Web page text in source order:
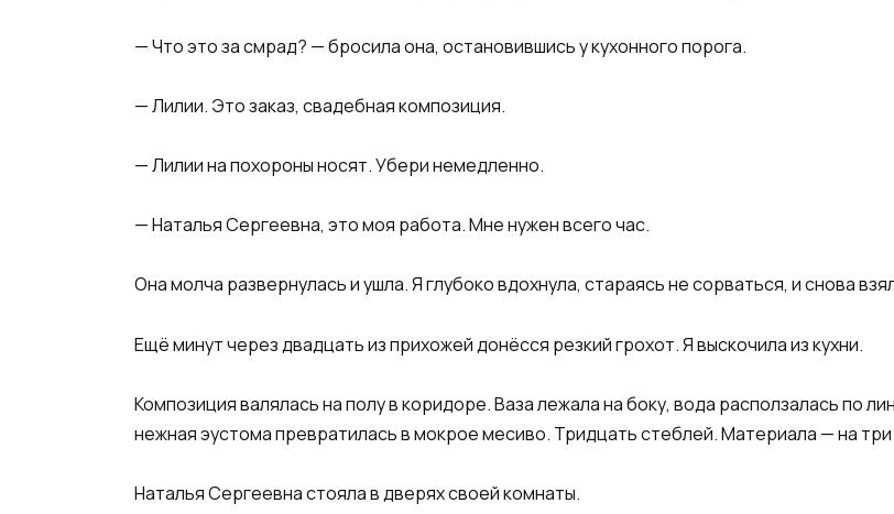
— Что это за смрад? — бросила она, остановившись у кухонного порога.
— Лилии. Это заказ, свадебная композиция.
— Лилии на похороны носят. Убери немедленно.
— Наталья Сергеевна, это моя работа. Мне нужен всего час.
Она молча развернулась и ушла. Я глубоко вдохнула, стараясь не сорваться, и снова
Ещё минут через двадцать из прихожей донёсся резкий грохот. Я выскочила из кухни.
Композиция валялась на полу в коридоре. Ваза лежала на боку, вода расползалась по
нежная эустома превратилась в мокрое месиво. Тридцать стеблей. Материала — на три
Наталья Сергеевна стояла в дверях своей комнаты.